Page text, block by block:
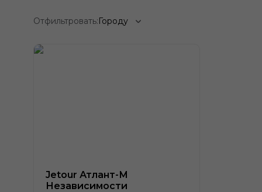
Отфильтровать:Городу
Jetour Атлант-М
Независимости